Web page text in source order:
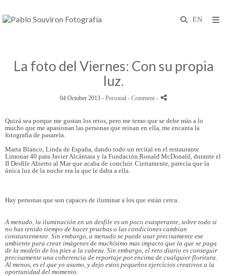
La foto del Viernes: Con su propia
luz.
04 October 2013 - Personal - Comment -
Quizá sea porque me gustan los retos, pero me temo que se debe más a lo
mucho que me apasionan las personas que reinan en ella, me encanta la
fotografía de pasarela.
Marta Blanco, Linda de España, dando todo un recital en el restaurante
Limonar 40 para Javier Alcántara y la Fundación Ronald McDonald, durante el
II Desfile Abierto al Mar que acaba de concluir. Ciertamente, parecía que la
única luz de la noche era la que le daba a ella.
Hay personas que son capaces de iluminar a los que están cerca.
A menudo, la iluminación en un desfile es un poco exasperante, sobre todo si
no has tenido tiempo de hacer pruebas o las condiciones cambian
constantemente. Sin embargo, a menudo se puede usar precisamente ese
ambiente para crear imágenes de muchísimo mas impacto que la que se paga
de la modelo de los pies a la cabeza. Sin embargo, el reto diario es conseguir
precisamente una coherencia de reportaje por encima de cualquier floritura.
Al menos, es el que yo asumo, y dejo estos pequeños ejercicios creativos a la
oportunidad del momento.